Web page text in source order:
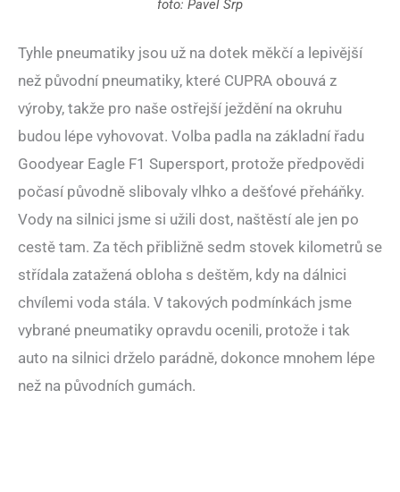
foto: Pavel Srp
Tyhle pneumatiky jsou už na dotek měkčí a lepivější
než původní pneumatiky, které CUPRA obouvá z
výroby, takže pro naše ostřejší ježdění na okruhu
budou lépe vyhovovat. Volba padla na základní řadu
Goodyear Eagle F1 Supersport, protože předpovědi
počasí původně slibovaly vlhko a dešťové přeháňky.
Vody na silnici jsme si užili dost, naštěstí ale jen po
cestě tam. Za těch přibližně sedm stovek kilometrů se
střídala zatažená obloha s deštěm, kdy na dálnici
chvílemi voda stála. V takových podmínkách jsme
vybrané pneumatiky opravdu ocenili, protože i tak
auto na silnici drželo parádně, dokonce mnohem lépe
než na původních gumách.